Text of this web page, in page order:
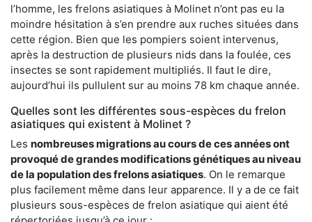
l’homme, les frelons asiatiques à Molinet n’ont pas eu la
moindre hésitation à s’en prendre aux ruches situées dans
cette région. Bien que les pompiers soient intervenus,
après la destruction de plusieurs nids dans la foulée, ces
insectes se sont rapidement multipliés. Il faut le dire,
aujourd’hui ils pullulent sur au moins 78 km chaque année.
Quelles sont les différentes sous-espèces du frelon
asiatiques qui existent à Molinet ?
Les nombreuses migrations au cours de ces années ont
provoqué de grandes modifications génétiques au niveau
de la population des frelons asiatiques. On le remarque
plus facilement même dans leur apparence. Il y a de ce fait
plusieurs sous-espèces de frelon asiatique qui aient été